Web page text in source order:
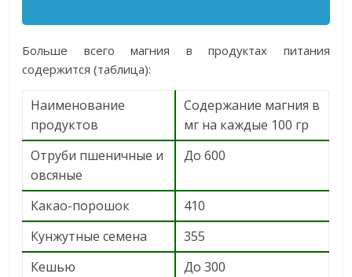
Больше всего магния в продуктах питания
содержится (таблица):
Наименование
продуктов
Содержание магния в
мг на каждые 100 гр
Отруби пшеничные и
овсяные
До 600
Какао-порошок
410
Кунжутные семена
355
Кешью
До 300